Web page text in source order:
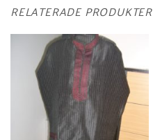
RELATERADE PRODUKTER